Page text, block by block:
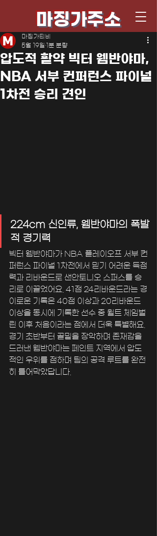
마징가주소
압도적 활약 빅터 웸반야마,
NBA 서부 컨퍼런스 파이널
1차전 승리 견인
마징가티비
5월 19일 1분 분량
224cm 신인류, 웸반야마의 폭발
적 경기력
빅터 웸반야마가 NBA 플레이오프 서부 컨
퍼런스 파이널 1차전에서 믿기 어려운 득점
력과 리바운드로 샌안토니오 스퍼스를 승
리로 이끌었어요. 41점 24리바운드라는 경
이로운 기록은 40점 이상과 20리바운드
이상을 동시에 기록한 선수 중 윌트 체임벌
린 이후 처음이라는 점에서 더욱 특별해요.
경기 초반부터 골밑을 장악하며 존재감을
드러낸 웸반야마는 페인트 지역에서 압도
적인 우위를 점하며 팀의 공격 루트를 완전
히 틀어막았답니다.